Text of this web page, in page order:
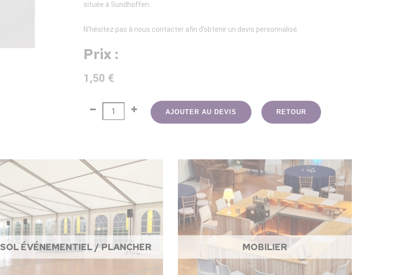
située à Sundhoffen.
N’hésitez pas à nous contacter afin d’obtenir un devis personnalisé.
Prix :
1,50 €
AJOUTER AU DEVIS RETOUR
SOL ÉVÉNEMENTIEL / PLANCHER MOBILIER